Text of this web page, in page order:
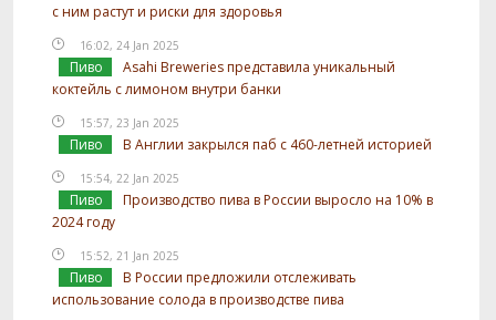
с ним растут и риски для здоровья
16:02, 24 Jan 2025
Пиво
Asahi Breweries представила уникальный
коктейль с лимоном внутри банки
15:57, 23 Jan 2025
Пиво В Англии закрылся паб с 460-летней историей
15:54, 22 Jan 2025
Пиво
Производство пива в России выросло на 10% в
2024 году
15:52, 21 Jan 2025
Пиво
В России предложили отслеживать
использование солода в производстве пива